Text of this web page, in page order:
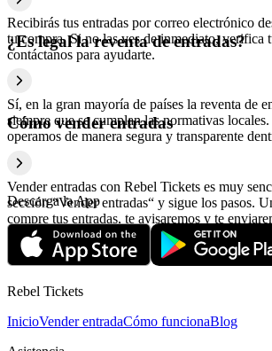
Recibirás tus entradas por correo electrónico
tu compra. Si no las ves de inmediato, verifica
contáctanos para ayudarte.
¿Es legal la reventa de entradas?
Sí, en la gran mayoría de países la reventa de
siempre que se cumplan las normativas
operamos de manera segura y transparente
Cómo vender entradas
Vender entradas con Rebel Tickets es muy
sección “Vender entradas“ y sigue los pasos.
compre tus entradas, te avisaremos y te
confirmación con la información relativa al
Descarga la App
Rebel Tickets
InicioVender entradaCómo funcionaBlog